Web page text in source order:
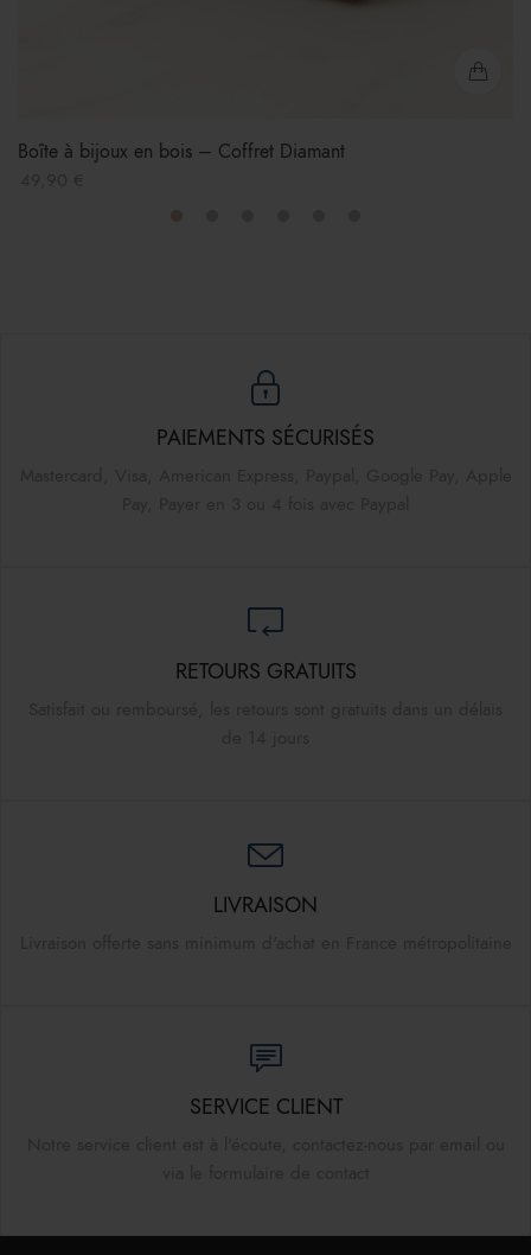
Boîte à bijoux en bois – Coffret Diamant
PAIEMENTS SÉCURISÉS
RETOURS GRATUITS
LIVRAISON
SERVICE CLIENT